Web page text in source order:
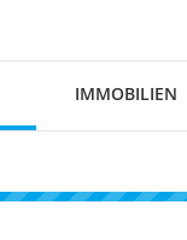
IMMOBILIEN